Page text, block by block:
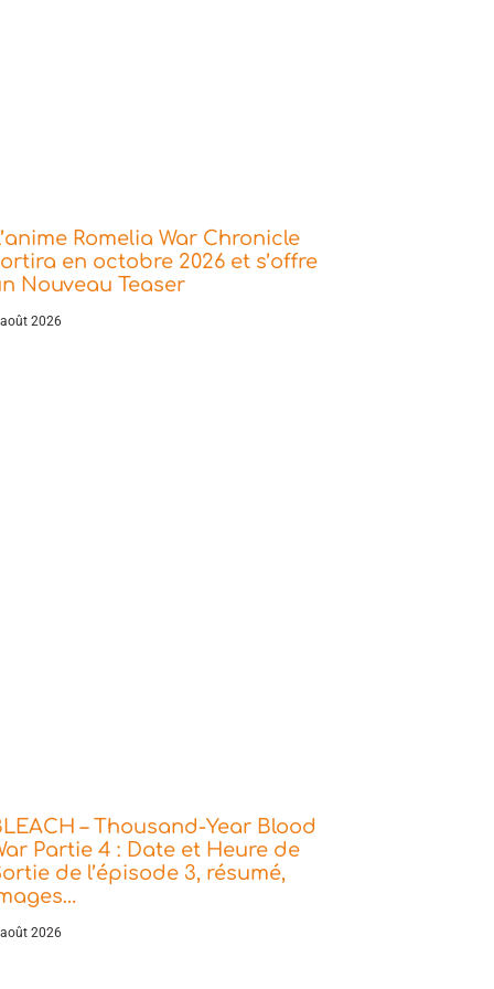
Romelia War Chronicle
en octobre 2026 et s’offre
Nouveau Teaser
2026
– Thousand-Year Blood
Partie 4 : Date et Heure de
de l’épisode 3, résumé,
2026